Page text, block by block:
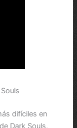
difíciles en
Dark Souls,